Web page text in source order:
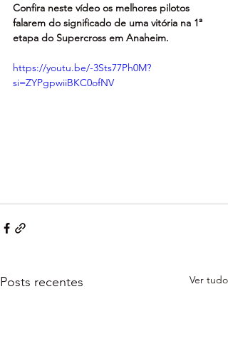
Confira neste vídeo os melhores pilotos
falarem do significado de uma vitória na 1ª
etapa do Supercross em Anaheim.
https://youtu.be/-3Sts77Ph0M?
si=ZYPgpwiiBKC0ofNV
Posts recentes Ver tudo